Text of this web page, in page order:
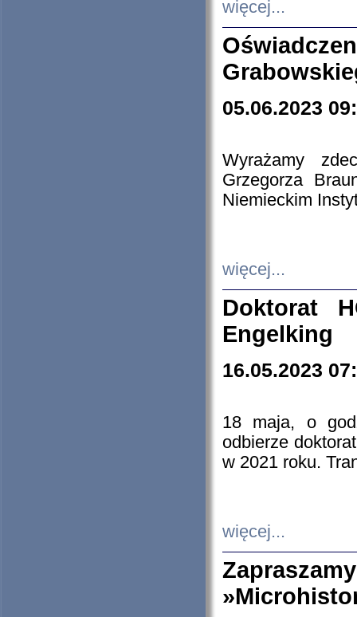
więcej...
05.06.2023
Wyrażamy
Grzegorza
Niemieckim
więcej...
Doktorat
Engelking
16.05.2023
18 maja, o
odbierze
w 2021 roku.
więcej...